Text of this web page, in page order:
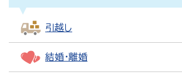
引越し
結婚・離婚